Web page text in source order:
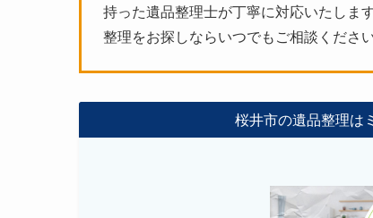
持った遺品整理士が丁寧に対応いたしま
整理をお探しならいつでもご相談ください
桜井市の遺品整理は